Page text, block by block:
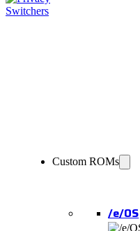
Custom ROMs
/e/OS